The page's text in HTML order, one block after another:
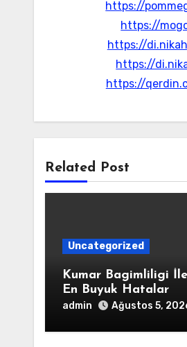
https://
https://
https://
https://
https://
Related Post
Uncategorized
Kumar Bagimliligi
En Buyuk Hatalar
admin Ağustos 5,